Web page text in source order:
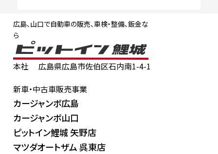
広島、山口で自動車の販売、車検・整備、鈑金な
ら
本社
広島県広島市佐伯区石内南1-4-1
新車・中古車販売事業
カージャンボ広島
カージャンボ山口
ピットイン鯉城 矢野店
マツダオートザム 呉東店